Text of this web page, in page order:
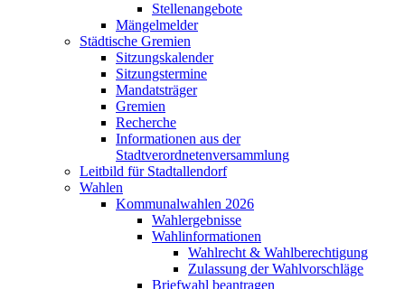
Stellenangebote
Mängelmelder
Städtische Gremien
Sitzungskalender
Sitzungstermine
Mandatsträger
Gremien
Recherche
Informationen aus der
Stadtverordnetenversammlung
Leitbild für Stadtallendorf
Wahlen
Kommunalwahlen 2026
Wahlergebnisse
Wahlinformationen
Wahlrecht & Wahlberechtigung
Zulassung der Wahlvorschläge
Briefwahl beantragen